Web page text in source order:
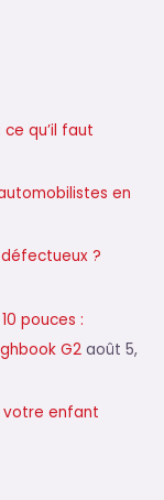
qu’il faut
en
?
pouces :
G2 août 5,
votre enfant